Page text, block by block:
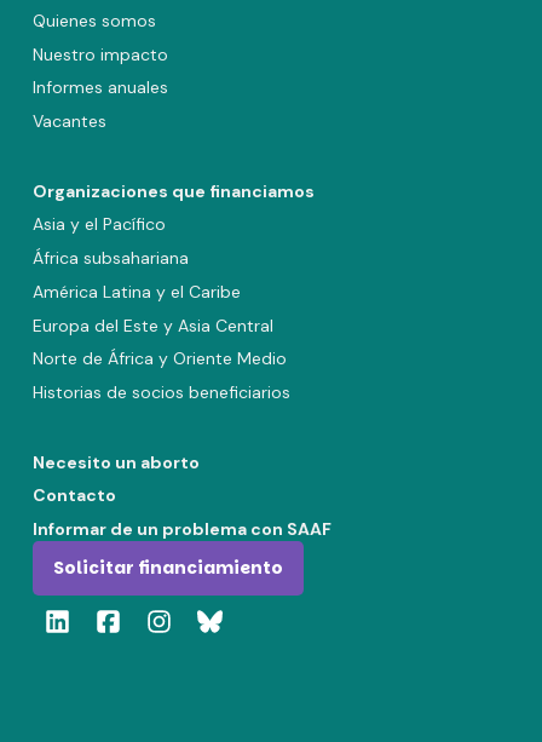
Quienes somos
Nuestro impacto
Informes anuales
Vacantes
Organizaciones que financiamos
Asia y el Pacífico
África subsahariana
América Latina y el Caribe
Europa del Este y Asia Central
Norte de África y Oriente Medio
Historias de socios beneficiarios
Necesito un aborto
Contacto
Informar de un problema con SAAF
Solicitar financiamiento